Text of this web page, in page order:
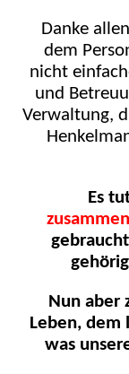
Danke
dem
nicht
und
Verwaltung,
Es
Nun aber
Leben,
was